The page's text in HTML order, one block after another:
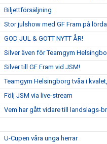
Biljettförsäljning
Stor julshow med GF Fram på
GOD JUL & GOTT NYTT ÅR!
Silver även för Teamgym
Silver till GF Fram vid JSM!
Teamgym Helsingborg tvåa i
Följ JSM via live-stream
Vem har gått vidare till landslags-
U-Cupen våra unga herrar